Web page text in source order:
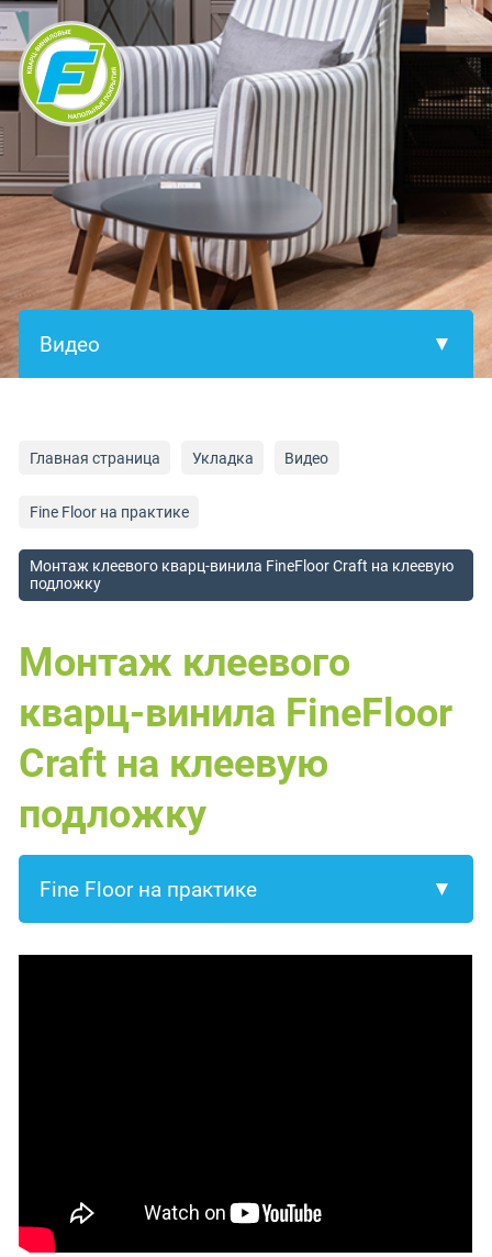
Главная страница Укладка Видео
Fine Floor на практике
Монтаж клеевого кварц-винила FineFloor Craft на клеевую
подложку
Монтаж клеевого
кварц-винила FineFloor
Craft на клеевую
подложку
×